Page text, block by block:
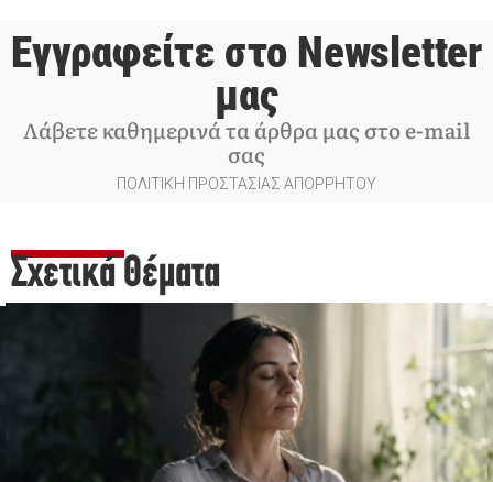
Εγγραφείτε στο Newsletter
μας
Λάβετε καθημερινά τα άρθρα μας στο e-mail
σας
ΠΟΛΙΤΙΚΗ ΠΡΟΣΤΑΣΙΑΣ ΑΠΟΡΡΗΤΟΥ
Σχετικά Θέματα